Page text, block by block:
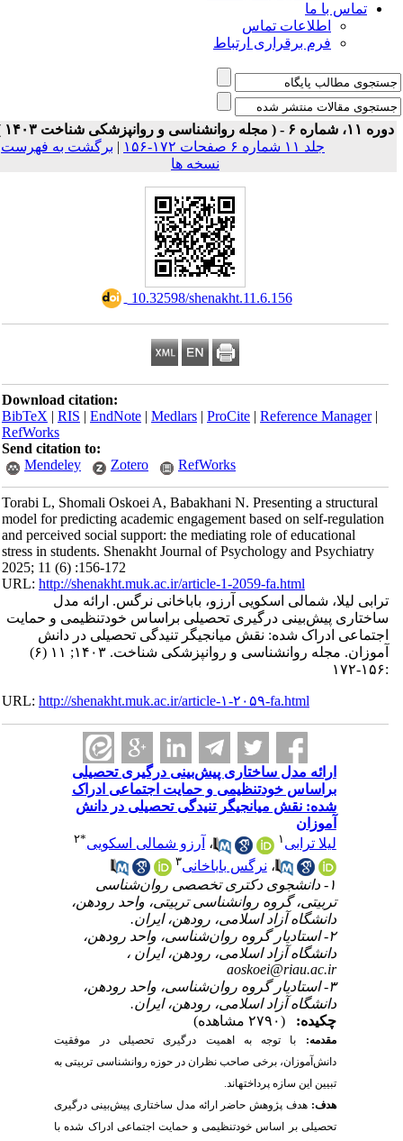
تماس با ما
اطلاعات تماس
فرم برقراری ارتباط
شماره ۶ - ( مجله روانشناسی و روانپزشکی شناخت ۱۴۰۳ )
جلد ۱۱ شماره ۶ صفحات ۱۷۲-۱۵۶
| برگشت به فهرست
نسخه ها
‎ 10.32598/shenakht.11.6.156
Download citation:
BibTeX|RIS|EndNote|Medlars|ProCite|Reference Manager
RefWorks
Send citation to:
Mendeley
Zotero RefWorks
Torabi L, Shomali Oskoei A, Babakhani N. Presenting a structural
model for predicting academic engagement based on self-regulation
and perceived social support: the mediating role of educational
stress in students. Shenakht Journal of Psychology and Psychiatry
2025; 11 (6) :156-172
URL:http://shenakht.muk.ac.ir/article-1-2059-fa.html
ترابی لیلا، شمالی اسکویی آرزو، باباخانی نرگس. ارائه مدل
ساختاری پیش‌بینی درگیری تحصیلی براساس خودتنظیمی و حمایت
اجتماعی ادراک شده: نقش میانجیگر تنیدگی تحصیلی در دانش
آموزان. مجله روانشناسی و روانپزشکی شناخت. ۱۴۰۳; ۱۱ (۶)
URL:http://shenakht.muk.ac.ir/article-۱-۲۰۵۹-fa.html
ارائه مدل ساختاری پیش‌بینی درگیری تحصیلی
براساس خودتنظیمی و حمایت اجتماعی ادراک
شده: نقش میانجیگر تنیدگی تحصیلی در دانش
آموزان
لیلا ترابی
،آرزو شمالی اسکویی ۲
،نرگس باباخانی
۱- دانشجوی دکتری تخصصی روان‌شناسی
تربیتی، گروه روانشناسی تربیتی، واحد رودهن،
دانشگاه آزاد اسلامی، رودهن، ایران.
۲- استادیار گروه روان‌شناسی، واحد رودهن،
دانشگاه آزاد اسلامی، رودهن، ایران ،
aoskoei@riau.ac.ir
۳- استادیار گروه روان‌شناسی، واحد رودهن،
دانشگاه آزاد اسلامی، رودهن، ایران.
چکیده:
مقدمه:با توجه به اهمیت درگیری تحصیلی در موفقیت
دانش‌آموزان، برخی صاحب نظران در حوزه روانشناسی تربیتی به
تبیین این سازه پرداخته­اند.
هدف:هدف پژوهش حاضر ارائه مدل ساختاری پیش‌بینی درگیری
تحصیلی بر اساس خودتنظیمی و حمایت اجتماعی ادراک شده با